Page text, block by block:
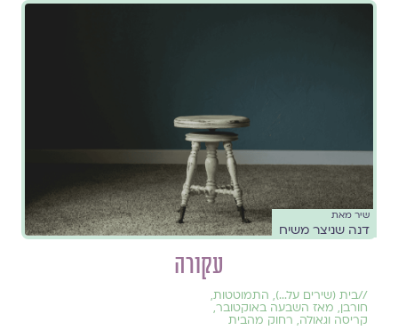
שיר מאת
דנה שניצר משיח
עקורה
//בית (שירים על...), התמוטטות,
חורבן, מאז השבעה באוקטובר,
קריסה וגאולה, רחוק מהבית